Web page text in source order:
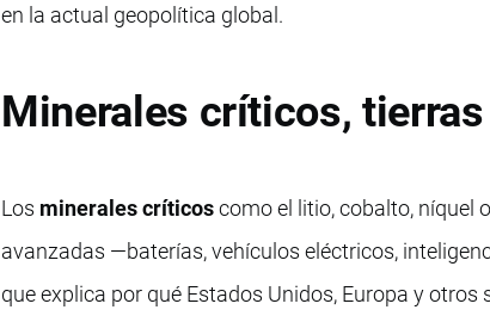
en la actual geopolítica global.
Minerales críticos,
Los minerales críticoscomo el litio, cobalto, níquel
avanzadas —baterías, vehículos eléctricos,
que explica por qué Estados Unidos, Europa y